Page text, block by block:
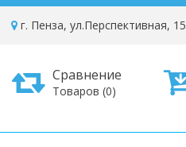
г. Пенза, ул.Перспективная, 15
Сравнение
Товаров (0)